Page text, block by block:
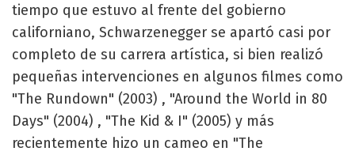
tiempo que estuvo al frente del gobierno
californiano, Schwarzenegger se apartó casi por
completo de su carrera artística, si bien realizó
pequeñas intervenciones en algunos filmes como
"The Rundown" (2003) , "Around the World in 80
Days" (2004) , "The Kid & I" (2005) y más
recientemente hizo un cameo en "The